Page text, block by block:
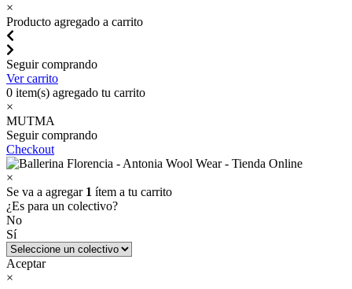
×
Producto agregado a carrito
Seguir comprando
Ver carrito
0 item(s) agregado tu carrito
×
MUTMA
Seguir comprando
Checkout
×
Se va a agregar 1 ítem a tu carrito
¿Es para un colectivo?
No
Sí
Aceptar
×